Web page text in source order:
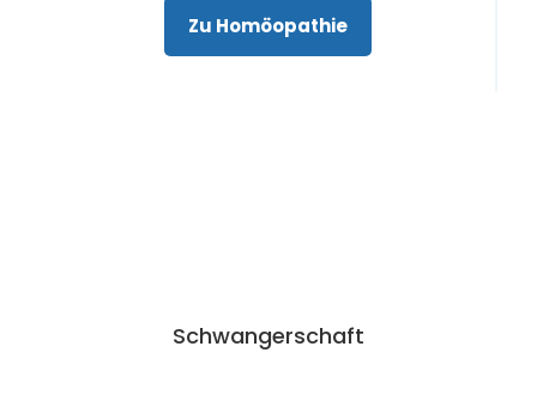
Zu Homöopathie
stellen sich viele Fragen. Wir